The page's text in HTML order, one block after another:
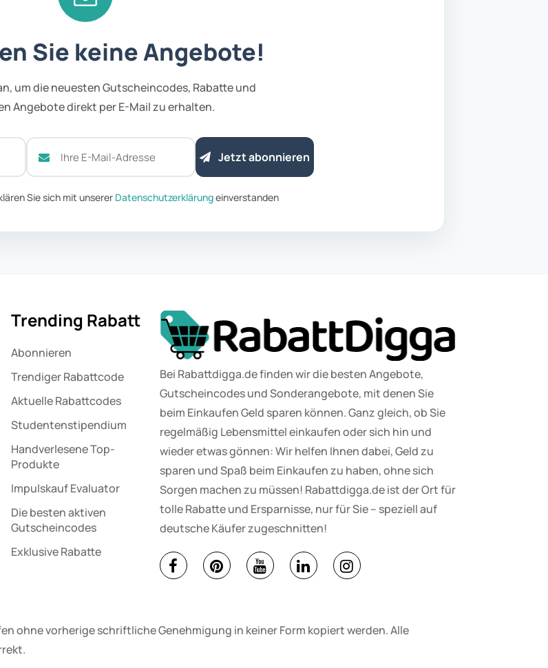
Sie keine Angebote!
um die neuesten Gutscheincodes, Rabatte und
Angebote direkt per E-Mail zu erhalten.
Jetzt abonnieren
Sie sich mit unserer Datenschutzerklärungeinverstanden
Trending Rabatt
Abonnieren
Trendiger Rabattcode
Aktuelle Rabattcodes
Studentenstipendium
Handverlesene Top-
Produkte
Impulskauf Evaluator
Die besten aktiven
Gutscheincodes
Exklusive Rabatte
Bei Rabattdigga.de finden wir die besten Angebote,
Gutscheincodes und Sonderangebote, mit denen Sie
beim Einkaufen Geld sparen können. Ganz gleich, ob Sie
regelmäßig Lebensmittel einkaufen oder sich hin und
wieder etwas gönnen: Wir helfen Ihnen dabei, Geld zu
sparen und Spaß beim Einkaufen zu haben, ohne sich
Sorgen machen zu müssen! Rabattdigga.de ist der Ort für
tolle Rabatte und Ersparnisse, nur für Sie – speziell auf
deutsche Käufer zugeschnitten!
ohne vorherige schriftliche Genehmigung in keiner Form kopiert werden. Alle